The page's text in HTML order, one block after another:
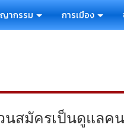
ากรรม การเมือง
นสมัครเป็นดูแล